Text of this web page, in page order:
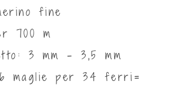
fine
700 m
3 mm - 3,5 mm
maglie per 34 ferri=